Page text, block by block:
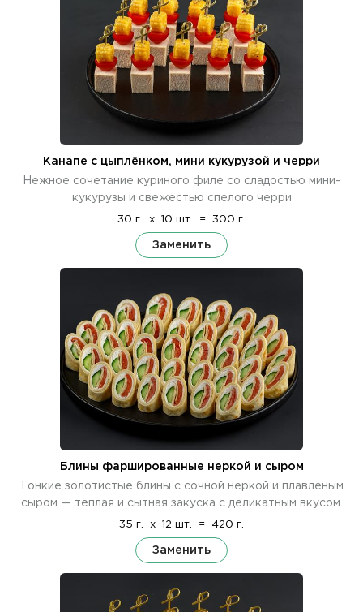
Канапе с цыплёнком, мини кукурузой и черри
Нежное сочетание куриного филе со сладостью мини-
кукурузы и свежестью спелого черри
30 г. x 10 шт. = 300 г.
Заменить
Блины фаршированные неркой и сыром
Тонкие золотистые блины с сочной неркой и плавленым
сыром — тёплая и сытная закуска с деликатным вкусом.
35 г. x 12 шт. = 420 г.
Заменить